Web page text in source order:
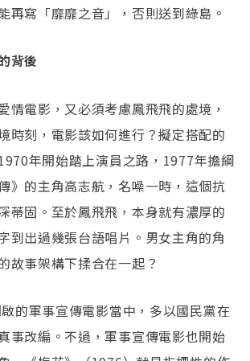
再寫「靡靡之音」，否則送到綠島。
背後
情電影，又必須考慮鳳飛飛的處境，
時刻，電影該如何進行？擬定搭配的
年開始踏上演員之路，1977年擔綱
》的主角高志航，名噪一時，這個抗
蒂固。至於鳳飛飛，本身就有濃厚的
到出過幾張台語唱片。男女主角的角
故事架構下揉合在一起？
的軍事宣傳電影當中，多以國民黨在
事改編。不過，軍事宣傳電影也開始